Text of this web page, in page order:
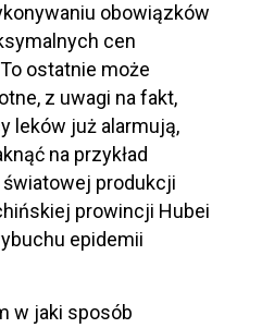
obowiązków
cen
ostatnie może
z uwagi na fakt,
leków już alarmują,
na przykład
światowej produkcji
prowincji Hubei
epidemii
w jaki sposób